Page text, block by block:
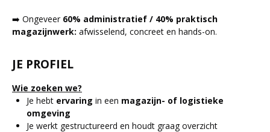
➡️ Ongeveer 60% administratief / 40% praktisch
magazijnwerk: afwisselend, concreet en hands-on.
JE PROFIEL
Wie zoeken we?
Je hebt ervaring in een magazijn- of logistieke
omgeving
Je werkt gestructureerd en houdt graag overzicht